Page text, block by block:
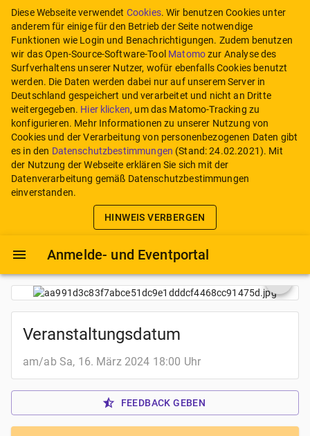
Diese Webseite verwendet Cookies. Wir benutzen Cookies unter
anderem für einige für den Betrieb der Seite notwendige
Funktionen wie Login und Benachrichtigungen. Zudem benutzen
wir das Open-Source-Software-Tool Matomozur Analyse des
Surfverhaltens unserer Nutzer, wofür ebenfalls Cookies benutzt
werden. Die Daten werden dabei nur auf unserem Server in
Deutschland gespeichert und verarbeitet und nicht an Dritte
weitergegeben. Hier klicken, um das Matomo-Tracking zu
konfigurieren. Mehr Informationen zu unserer Nutzung von
Cookies und der Verarbeitung von personenbezogenen Daten gibt
es in den Datenschutzbestimmungen (Stand:24.02.2021). Mit
der Nutzung der Webseite erklären Sie sich mit der
Datenverarbeitung gemäß Datenschutzbestimmungen
einverstanden.
HINWEIS VERBERGEN
Anmelde- und Eventportal
Veranstaltungsdatum
am/ab Sa, 16. März 2024 18:00 Uhr
FEEDBACK GEBEN